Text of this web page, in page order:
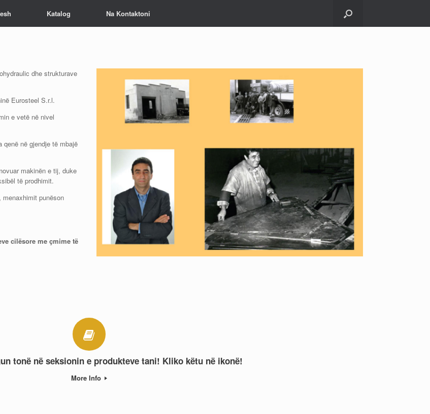
Katalog Na Kontaktoni
dhe strukturave
Eurosteel S.r.l.
e vetë në nivel
në gjendje të mbajë
makinën e tij, duke
të prodhimit.
punëson
cilësore me çmime të
tonë në seksionin e produkteve tani! Kliko këtu në ikonë!
More Info